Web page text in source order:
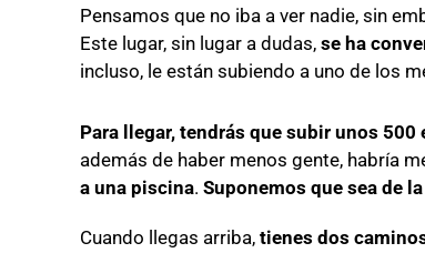
Pensamos que no iba a ver nadie, sin
Este lugar, sin lugar a dudas, se ha
incluso, le están subiendo a uno de los
Para llegar, tendrás que subir unos 500
además de haber menos gente, habría
a una piscina. Suponemos que sea de
Cuando llegas arriba, tienes dos